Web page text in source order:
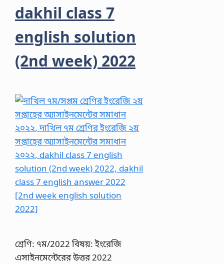
dakhil class 7
english solution
(2nd week) 2022
শ্রেণি: ৭ম/2022 বিষয়: ইংরেজি
এসাইনমেন্টেরের উত্তর 2022